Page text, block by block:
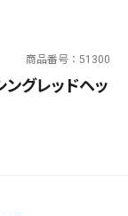
在庫あり
商品番号 51300
グレッドヘッ